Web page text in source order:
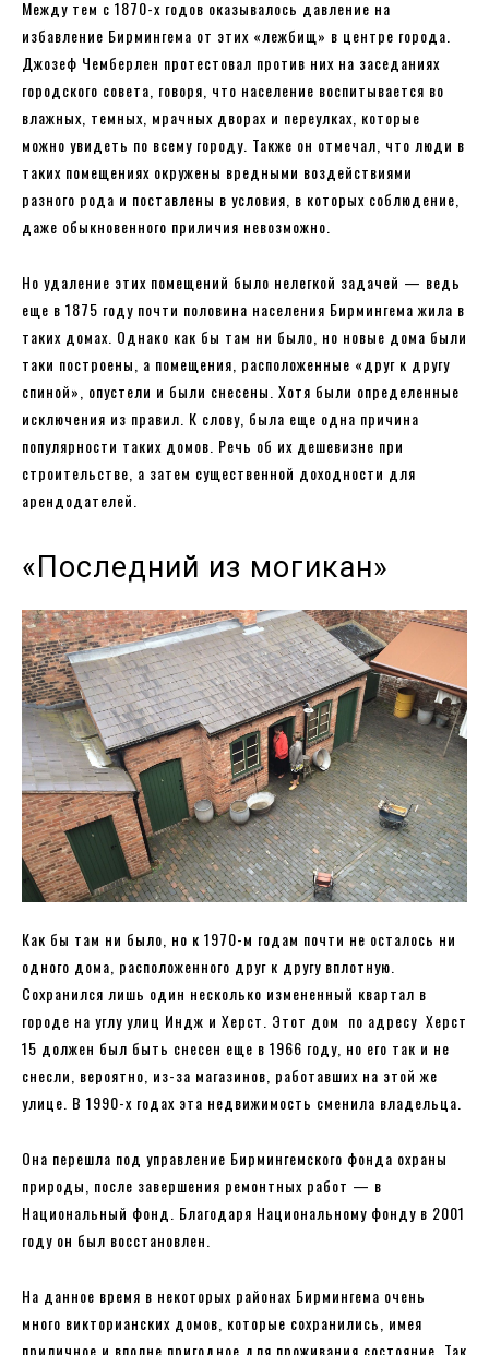
Между тем с 1870-х годов оказывалось давление на
избавление Бирмингема от этих «лежбищ» в центре города.
Джозеф Чемберлен протестовал против них на заседаниях
городского совета, говоря, что население воспитывается во
влажных, темных, мрачных дворах и переулках, которые
можно увидеть по всему городу. Также он отмечал, что люди в
таких помещениях окружены вредными воздействиями
разного рода и поставлены в условия, в которых соблюдение,
даже обыкновенного приличия невозможно.
Но удаление этих помещений было нелегкой задачей — ведь
еще в 1875 году почти половина населения Бирмингема жила в
таких домах. Однако как бы там ни было, но новые дома были
таки построены, а помещения, расположенные «друг к другу
спиной», опустели и были снесены. Хотя были определенные
исключения из правил. К слову, была еще одна причина
популярности таких домов. Речь об их дешевизне при
строительстве, а затем существенной доходности для
арендодателей.
«Последний из могикан»
Как бы там ни было, но к 1970-м годам почти не осталось ни
одного дома, расположенного друг к другу вплотную.
Сохранился лишь один несколько измененный квартал в
городе на углу улиц Индж и Херст. Этот дом по адресу Херст
15 должен был быть снесен еще в 1966 году, но его так и не
снесли, вероятно, из-за магазинов, работавших на этой же
улице. В 1990-х годах эта недвижимость сменила владельца.
Она перешла под управление Бирмингемского фонда охраны
природы, после завершения ремонтных работ — в
Национальный фонд. Благодаря Национальному фонду в 2001
году он был восстановлен.
На данное время в некоторых районах Бирмингема очень
много викторианских домов, которые сохранились, имея
приличное и вполне пригодное для проживания состояние. Так